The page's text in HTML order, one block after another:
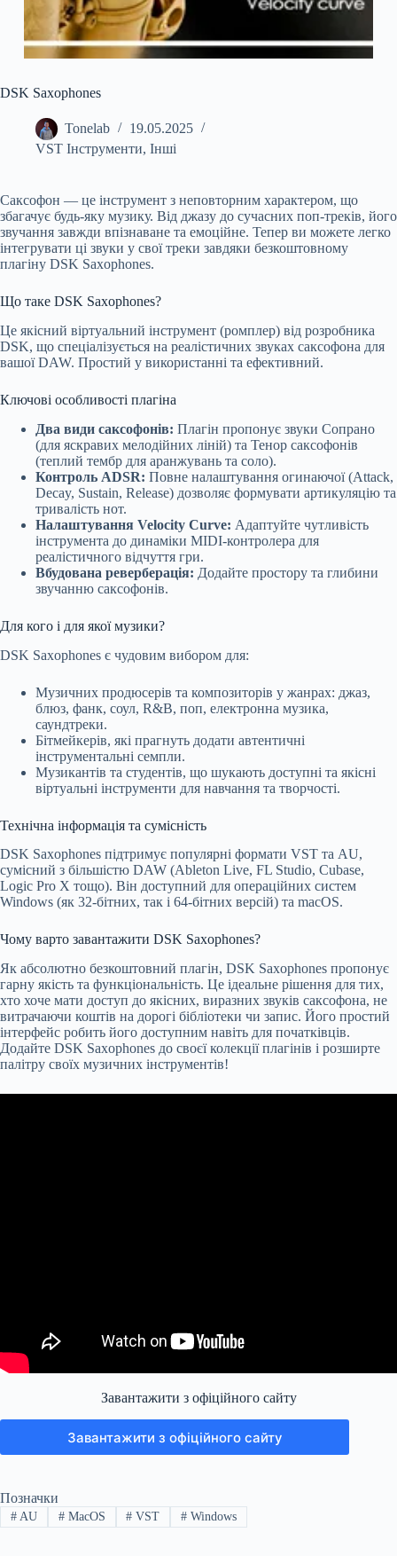
DSK Saxophones
Tonelab
19.05.2025
VST Інструменти, Інші
Саксофон — це інструмент з неповторним характером, що
збагачує будь-яку музику. Від джазу до сучасних поп-треків, його
звучання завжди впізнаване та емоційне. Тепер ви можете легко
інтегрувати ці звуки у свої треки завдяки безкоштовному
плагіну DSK Saxophones.
Що таке DSK Saxophones?
Це якісний віртуальний інструмент (ромплер) від розробника
DSK, що спеціалізується на реалістичних звуках саксофона для
вашої DAW. Простий у використанні та ефективний.
Ключові особливості плагіна
Два види саксофонів: Плагін пропонує звуки Сопрано
(для яскравих мелодійних ліній) та Тенор саксофонів
(теплий тембр для аранжувань та соло).
Контроль ADSR: Повне налаштування огинаючої (Attack,
Decay, Sustain, Release) дозволяє формувати артикуляцію та
тривалість нот.
Налаштування Velocity Curve: Адаптуйте чутливість
інструмента до динаміки MIDI-контролера для
реалістичного відчуття гри.
Вбудована реверберація: Додайте простору та глибини
звучанню саксофонів.
Для кого і для якої музики?
DSK Saxophones є чудовим вибором для:
Музичних продюсерів та композиторів у жанрах: джаз,
блюз, фанк, соул, R&B, поп, електронна музика,
саундтреки.
Бітмейкерів, які прагнуть додати автентичні
інструментальні семпли.
Музикантів та студентів, що шукають доступні та якісні
віртуальні інструменти для навчання та творчості.
Технічна інформація та сумісність
DSK Saxophones підтримує популярні формати VST та AU,
сумісний з більшістю DAW (Ableton Live, FL Studio, Cubase,
Logic Pro X тощо). Він доступний для операційних систем
Windows (як 32-бітних, так і 64-бітних версій) та macOS.
Чому варто завантажити DSK Saxophones?
Як абсолютно безкоштовний плагін, DSK Saxophones пропонує
гарну якість та функціональність. Це ідеальне рішення для тих,
хто хоче мати доступ до якісних, виразних звуків саксофона, не
витрачаючи коштів на дорогі бібліотеки чи запис. Його простий
інтерфейс робить його доступним навіть для початківців.
Додайте DSK Saxophones до своєї колекції плагінів і розширте
палітру своїх музичних інструментів!
Завантажити з офіційного сайту
Завантажити з офіційного сайту
Позначки
#AU #MacOS # VST # Windows